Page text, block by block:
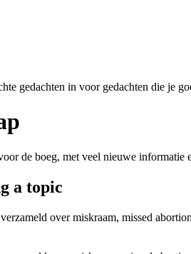
gedachten in voor gedachten die je
de boeg, met veel nieuwe
a topic
over miskraam, missed